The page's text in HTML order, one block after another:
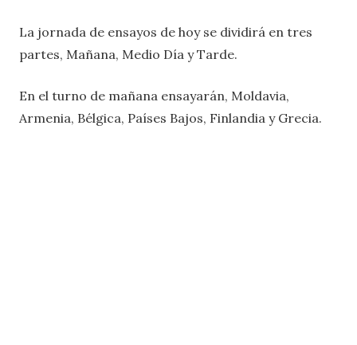
La jornada de ensayos de hoy se dividirá en tres
partes, Mañana, Medio Día y Tarde.
En el turno de mañana ensayarán, Moldavia,
Armenia, Bélgica, Países Bajos, Finlandia y Grecia.